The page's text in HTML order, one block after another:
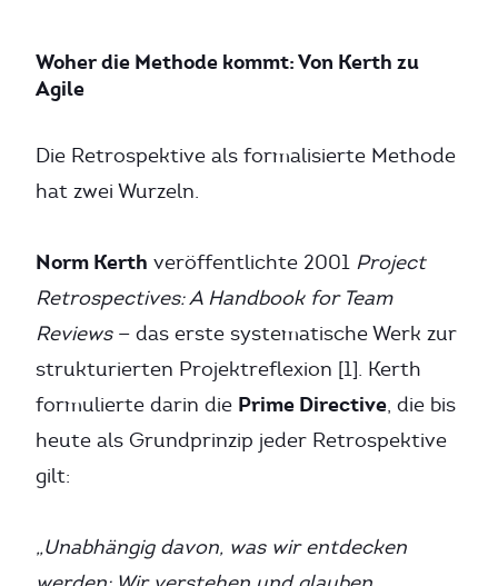
Woher die Methode kommt: Von Kerth zu
Agile
Die Retrospektive als formalisierte Methode
hat zwei Wurzeln.
Norm Kerth veröffentlichte 2001 Project
Retrospectives: A Handbook for Team
Reviews— das erste systematische Werk zur
strukturierten Projektreflexion [1]. Kerth
formulierte darin die Prime Directive, die bis
heute als Grundprinzip jeder Retrospektive
gilt:
„Unabhängig davon, was wir entdecken